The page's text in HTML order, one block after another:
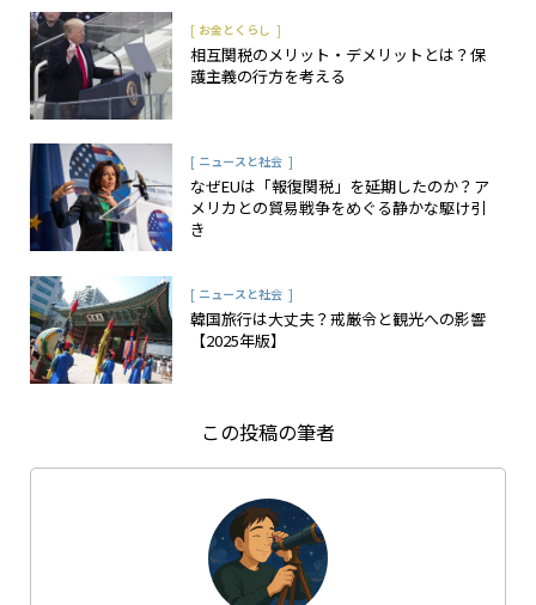
[ お金とくらし ]
相互関税のメリット・デメリットとは？保
護主義の行方を考える
[ ニュースと社会 ]
なぜEUは「報復関税」を延期したのか？ア
メリカとの貿易戦争をめぐる静かな駆け引
き
[ ニュースと社会 ]
韓国旅行は大丈夫？戒厳令と観光への影響
【2025年版】
この投稿の筆者